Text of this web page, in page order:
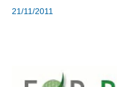
21/11/2011